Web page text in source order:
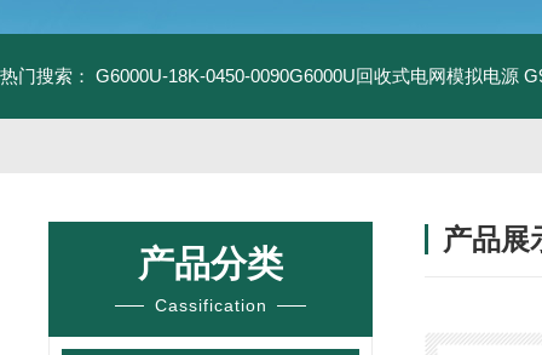
热门搜索： G6000U-18K-0450-0090G6000U回收式电网模拟电源
产品分类
Cassification
产品展